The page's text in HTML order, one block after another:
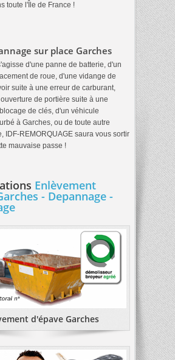
toute l'Île de France !
sur place Garches
d'une panne de batterie, d'un
de roue, d'une vidange de
suite à une erreur de carburant,
de portière suite à une
de clés, d'un véhicule
à Garches, ou de toute autre
IDF-REMORQUAGE saura vous sortir
mauvaise passe !
Enlèvement
- Depannage -
d'épave Garches